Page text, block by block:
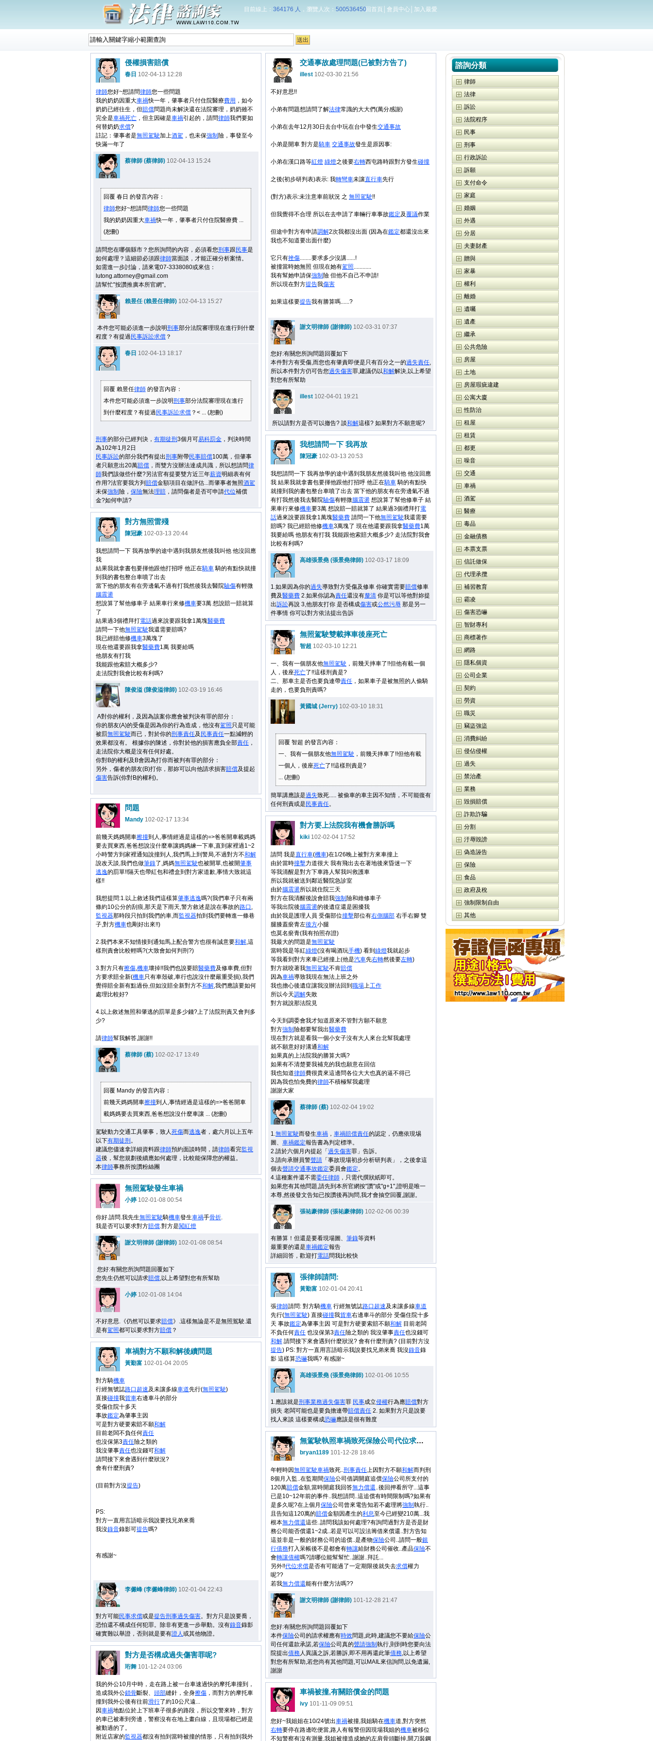
目前線上： 364176 人 ，瀏覽人次： 500536450回首頁 會員中心 加入最愛
侵權損害賠償
春日 102-04-13 12:28
律師您好~想請問律師您一些問題
我的奶奶因重大車禍快一年，肇事者只付住院醫療費用 ，如今
奶奶已經往生，但賠償問題尚未解決還在法院審理，奶奶雖不
完全是車禍死亡 ，但主因確是車禍引起的，請問律師我們要如
何替奶奶求償?
註記：肇事者是無照駕駛加上酒駕 ，也未保強制 險，事發至今
快滿一年了
蔡律師 (蔡律師) 102-04-13 15:24
回覆 春日 的發言內容：
律師您好~想請問律師您一些問題
我的奶奶因重大車禍快一年，肇事者只付住院醫療費 ...
(恕刪)
請問您在哪個縣市？您所詢問的內容，必須看您刑事跟 民事是
如何處理？這細節必須跟律師當面談，才能正確分析案情。
如需進一步討論，請來電07-3338080或來信：
lutong.attorney@gmail.com
請幫忙"按讚推廣本所官網"。
賴昱任 (賴昱任律師) 102-04-13 15:27
本件您可能必須進一步說明刑事部分法院審理現在進行到什麼
程度？有提過 民事訴訟求償 ？
春日 102-04-13 18:17
回覆 賴昱任律師 的發言內容：
本件您可能必須進一步說明刑事部分法院審理現在進行
到什麼程度？有提過 民事訴訟求償 ？< ... (恕刪)
刑事的部分已經判決， 有期徒刑 3個月可易科罰金 ，判決時間
為102年1月2日
民事訴訟的部分我們有提出刑事附帶民事賠償100萬，但肇事
者只願意出20萬賠償 ，而雙方沒辦法達成共識，所以想請問律
師我們該做些什麼?另法官有提要雙方近三年薪資明細表有何
作用?法官要我方列 賠償金額項目在做評估...而肇事者無照酒駕
未保強制 險， 保險無法理賠 ，請問傷者是否可申請代位補償
金?如何申請?
交通事故處理問題(已被對方告了)
illest 102-03-30 21:56
不好意思!!
小弟有問題想請問了解法律常識的大大們(萬分感謝)
小弟在去年12月30日去台中玩在台中發生交通事故
小弟是開車 對方是騎車 交通事故發生是原因事:
小弟在漢口路等紅燈 綠燈之後要右轉西屯路時跟對方發生碰撞
之後(初步研判表)表示: 我轉彎車未讓直行車先行
(對方)表示:未注意車前狀況 之 無照駕駛!!
但我覺得不合理 所以在去申請了車輛行車事故鑑定及覆議作業
但途中對方有申請調解2次我都沒出面 (因為在鑑定都還沒出來
我也不知道要出面什麼)
它只有挫傷........要求多少沒講......!
被撞當時她無照 但現在她有駕照............
我有幫她申請保強制 險 但他不自己不申請!
所以現在對方提告我傷害
如果這樣要提告我有勝算嗎......?
謝文明律師 (謝律師) 102-03-31 07:37
您好:有關您所詢問題回覆如下
本件對方有受傷,而您也有肇責即便是只有百分之一的過失責任,
所以本件對方仍可告您過失傷害罪,建議仍以和解解決,以上希望
對您有所幫助
illest 102-04-01 19:21
所以請對方是否可以撤告? 談和解這樣? 如果對方不願意呢?
我想請問一下 我再放
陳冠豪 102-03-13 20:53
我想請問一下 我再放學的途中遇到我朋友然後我叫他 他沒回應
我 結果我就拿書包要揮他跟他打招呼 他正在騎車騎的有點快
就撞到我的書包整台車噴了出去 當下他的朋友有在旁邊氣不過
有打我然後我去醫院驗傷有輕微腦震盪 想說算了幫他修車子 結
果車行來修機車要3萬 想說賠一賠就算了 結果過3個禮拜打電
話過來說要跟我拿1萬塊醫藥費 請問一下他無照駕駛我還需要
賠嗎? 我已經賠他修機車3萬塊了 現在他還要跟我拿醫藥費1萬
我要給嗎 他朋友有打我 我能跟他索賠大概多少? 走法院對我會
比較有利嗎?
高雄張景堯 (張景堯律師) 102-03-17 18:09
1.如果因為你的過失導致對方受傷及修車 你確實需要賠償修車
費及醫藥費 2.如果你認為責任還沒有釐清 你是可以等他對妳提
出訴訟再說 3,他朋友打你 是否構成傷害或公然污辱 那是另一
件事情 你可以對方依法提出告訴
對方無照雷殘
陳冠豪 102-03-13 20:44
我想請問一下 我再放學的途中遇到我朋友然後我叫他 他沒回應
我
結果我就拿書包要揮他跟他打招呼 他正在騎車騎的有點快就撞
到我的書包整台車噴了出去
當下他的朋友有在旁邊氣不過有打我然後我去醫院驗傷有輕微
腦震盪
想說算了幫他修車子 結果車行來修機車要3萬 想說賠一賠就算
了
結果過3個禮拜打電話過來說要跟我拿1萬塊醫藥費
請問一下他無照駕駛我還需要賠嗎?
我已經賠他修機車3萬塊了
現在他還要跟我拿醫藥費1萬 我要給嗎
他朋友有打我
我能跟他索賠大概多少?
走法院對我會比較有利嗎?
陳俊溢 (陳俊溢律師) 102-03-19 16:46
A對你的權利，及因為該案你應會被判決有罪的部分：
你的朋友(A)的受傷是因為你的行為造成，他沒有駕照只是可能
被罰無照駕駛而已，對於你的刑事責任及 民事責任一點減輕的
效果都沒有。 根據你的陳述，你對於他的損害應負全部責任 ，
走法院你大概是沒有任何好處。
你對B的權利及B會因為打你而被判有罪的部分：
另外，傷者的朋友(B)打你，那妳可以向他請求損害賠償及提起
傷害告訴(你對B的權利)。
無照駕駛雙載摔車後座死亡
智超 102-03-10 12:21
一、我有一個朋友他無照駕駛 ，前幾天摔車了!!但他有載一個
人，後座死亡了!!這樣刑責是?
二、那車主是否也要負連帶責任 ，如果車子是被無照的人偷騎
走的，也要負刑責嗎?
黃國城 (Jerry) 102-03-10 18:31
回覆 智超 的發言內容：
一、我有一個朋友他無照駕駛 ，前幾天摔車了!!但他有載
一個人，後座死亡了!!這樣刑責是?
... (恕刪)
簡單講應該是過失致死..... 被偷車的車主因不知情，不可能復有
任何刑責或是 民事責任。
問題
Mandy 102-02-17 13:34
前幾天媽媽開車擦撞到人,事情經過是這樣的=>爸爸開車載媽媽
要去買東西,爸爸想說沒什麼車讓媽媽練一下車,直到家裡過1~2
小時警方到家裡通知說撞到人,我們馬上到警局,不過對方不和解
說改天談,我們也做筆錄了,媽媽無照駕駛也被開單,也被開肇事
逃逸的罰單!!隔天也帶紅包和禮盒到對方家道歉,事情大致就這
樣!!
我想提問:1.以上敘述我們這樣算肇事逃逸嗎?(我們車子只有兩
條約10公分的刮痕,那天是下雨天,警方敘述是說在事故的路口 ,
監視器那時段只拍到我們的車,而監視器拍到我們要轉進一條巷
子,對方機車也剛好出來!!)
2.我們本來不知情接到通知馬上配合警方也很有誠意要和解,這
樣刑責會比較輕嗎?(大致會如何判刑?)
3.對方只有擦傷,機車壞掉!!我們也說要賠醫藥費及修車費,但對
方要求賠全新(機車只有車殼破,車行也說沒什麼嚴重受損),我們
覺得賠全新有點過份,但如沒賠全新對方不和解,我們應該要如何
處理比較好?
4.以上敘述無照和肇逃的罰單是多少錢?上了法院刑責又會判多
少?
請律師幫我解答,謝謝!!
蔡律師 (蔡) 102-02-17 13:49
回覆 Mandy 的發言內容：
前幾天媽媽開車擦撞到人,事情經過是這樣的=>爸爸開車
載媽媽要去買東西,爸爸想說沒什麼車讓 ... (恕刪)
駕駛動力交通工具肇事，致人死傷而逃逸者，處六月以上五年
以下有期徒刑 。
建議您儘速拿詳細資料跟律師預約面談時間，請律師看完監視
器後，幫您規劃後續應如何處理，比較能保障您的權益。
本律師事務所按讚粉絲團
對方要上法院我有機會勝訴嗎
kiki 102-02-04 17:52
請問 我是直行車(機車)在1/26晚上被對方來車撞上
由於當時撞擊力道很大 我有飛出去在著地後來昏迷一下
等我清醒是對方下車路人幫我叫救護車
所以我就被送到鄰近醫院急診室
由於腦震盪所以就住院三天
對方在我清醒後說會賠我強制 險和維修車子
等我出院後腦震盪的後遺症還是困擾我
由於我是護理人員 受傷部位撞擊部位有右側 腦部 右手右腳 雙
腿膝蓋瘀青左後方小腿
也莫名瘀青(我有拍照存證)
我最大的問題是無照駕駛
當時我是等紅綠燈(沒有喝酒玩手機) 看到 綠燈我就起步
等我看到對方來車已經撞上(他是汽車先右轉然後要左轉)
對方就咬著我無照駕駛不肯賠償
因為車禍導致我現在無法上班之外
我也擔心後遺症讓我沒辦法回到 職場上工作
所以今天調解失敗
對方就說那法院見
今天到調委會我才知道原來不管對方願不願意
對方強制 險都要幫我出醫藥費
現在對方就是看我一個小女子沒有大人來台北幫我處理
就不願意好好溝通和解
如果真的上法院我的勝算大嗎?
如果有不清楚要我補充的我也願意在回信
我也知道律師費很貴來這邊問各位大大也真的逼不得已
因為我也怕免費的律師不積極幫我處理
謝謝大家
蔡律師 (蔡) 102-02-04 19:02
1.無照駕駛而發生車禍 ， 車禍賠償責任的認定，仍應依現埸
圖、 車禍鑑定報告書為判定標準。
2.請於六個月內提起「 過失傷害罪」告訴。
3.請向承辦員警聲請 「事故現場初步分析研判表」，之後拿這
個去聲請交通事故鑑定委員會鑑定。
4.這種案件還不需委任律師 ，只需代撰狀紙即可。
如果您有其他問題,請先到本所官網按"讚"或"g+1",證明是唯一
本尊,然後發文告知已按讚後再詢問,我才會抽空回覆,謝謝。
張祐豪律師 (張祐豪律師) 102-02-06 00:39
有勝算！但還是要看現場圖、 筆錄等資料
最重要的還是車禍鑑定報告
詳細回答，歡迎打電話問我比較快
無照駕駛發生車禍
小婷 102-01-08 00:54
你好.請問.我先生無照駕駛騎機車發生車禍手骨折.
我是否可以要求對方賠償.對方是闖紅燈
謝文明律師 (謝律師) 102-01-08 08:54
您好:有關您所詢問題回覆如下
您先生仍然可以請求賠償,以上希望對您有所幫助
小婷 102-01-08 14:04
不好意思.《仍然可以要求賠償》.這樣無論是不是無照鴐駛.還
是有駕照都可以要求對方賠償 ？
張律師請問:
黃勤富 102-01-04 20:41
張律師請問: 對方騎機車 行經無號誌路口 超速及未讓多線車道
先行(無照駕駛) 直接碰撞我貨車右邊車斗的部分 受傷住院十多
天 事故鑑定為肇事主因 可是對方硬要索賠不願和解 目前老闆
不負任何責任 也沒保第3責任險之類的 我沒肇事責任也沒錢可
和解 請問接下來會遇到什麼狀況? 會有什麼刑責? (目前對方沒
提告) PS: 對方一直用言語暗示我說要找兄弟來喬 我沒錄音錄
影 這樣算恐嚇我嗎? 有感謝~
高雄張景堯 (張景堯律師) 102-01-06 10:55
1.應該就是刑事業務過失傷害罪 民事成立侵權行為應賠償對方
損失 老闆可能也是要負擔連帶賠償責任 2. 如果對方只是說要
找人來談 這樣要構成恐嚇應該是很有難度
車禍對方不願和解後續問題
黃勤富 102-01-04 20:05
對方騎機車
行經無號誌路口 超速及未讓多線車道先行(無照駕駛)
直接碰撞我貨車右邊車斗的部分
受傷住院十多天
事故鑑定為肇事主因
可是對方硬要索賠不願和解
目前老闆不負任何責任
也沒保第3責任險之類的
我沒肇事責任也沒錢可和解
請問接下來會遇到什麼狀況?
會有什麼刑責?
(目前對方沒提告)
PS:
對方一直用言語暗示我說要找兄弟來喬
我沒錄音錄影可提告嗎?
有感謝~
李儼峰 (李儼峰律師) 102-01-04 22:43
對方可能民事求償或是提告刑事過失傷害。對方只是說要喬，
恐怕還不構成任何犯罪。除非有更進一步舉動。沒有錄音錄影
確實難以舉證，否則就是要有證人或其他物證。
無駕駛執照車禍致死保險公司代位求償賠償金額.
bryan1189 101-12-28 18:46
年輕時因無照駕駛車禍致死..刑事責任上因對方不願和解而判刑
8個月入監..在監期間保險公司借調開庭追償保險公司所支付的
120萬賠償金額,當時開庭我回答無力償還..後回押看所守...這事
已是10~12年前的事件..我想請問..這追償有時間限制嗎?如果有
是多久呢?在上個月 保險公司曾來電告知若不處理將強制 執行..
且告知這120萬的賠償金額因產生的利息至今已經變210萬...我
根本無力償還這些..請問我該如何處理?有詢問過對方是否是財
務公司能否償還1~2成..若是可以可設法籌借來償還..對方告知
這並非是一般的財務公司的追償..是產物保險公司..請問一般銀
行債務打入呆帳後不是都會有轉讓給財務公司催收..產品保險不
會轉讓債權嗎?請哪位能幫幫忙..謝謝..拜託...
另外!!代位求償是否有可能過了一定期限後就失去求償權力
呢??
若我無力償還能有什麼方法嗎??
謝文明律師 (謝律師) 101-12-28 21:47
您好:有關您所詢問題回覆如下
本件保險公司的請求權應有時效問題,此時,建議您不要給保險公
司任何還款承諾,若保險公司真的聲請強制 執行,則到時您要向法
院提出債務 人異議之訴,若勝訴,即不用再還此筆債務,以上希望
對您有所幫助,若您尚有其他問題,可以MAIL來信詢問,以免遺漏,
謝謝
對方是否構成過失傷害罪呢?
珩舞 101-12-24 03:06
我的外公10月中時，走在路上被一台車速過快的摩托車撞到，
造成我外公鎖骨斷裂、 頭部縫針，全身擦傷 ，而對方的摩托車
撞到我外公後有往前滑行了約10公尺遠...
因車禍地點位於上下班車子很多的路段，所以交警來時，對方
的車已被牽到旁邊，警察沒有在地上畫白線，且現場都已經是
被動過的了。
附近店家的監視器都沒有拍到當時被撞的情形，只有拍到我外
車禍被撞,有關賠償金的問題
ivy 101-11-09 09:51
您好~我姐姐在10/24號出車禍被撞,我姐騎在機車道,對方突然
右轉要停在路邊吃便當,路人有報警但因現場我姐的機車被移位
不知警察有沒有測量,我姐被撞造成她的左肩骨頭斷掉,開刀裝鋼
諮詢分類
律師
法律
訴訟
法院程序
民事
刑事
行政訴訟
訴願
支付命令
家庭
婚姻
外遇
分居
夫妻財產
贈與
家暴
權利
離婚
遺囑
遺產
繼承
公共危險
房屋
土地
房屋瑕疵違建
公寓大廈
性防治
租屋
租賃
都更
噪音
交通
車禍
酒駕
醫療
毒品
金融債務
本票支票
信託做保
代理承攬
補習教育
霸凌
傷害恐嚇
智財專利
商標著作
網路
隱私個資
公司企業
契約
勞資
職災
竊盜強盜
消費糾紛
侵佔侵權
過失
禁治產
業務
毀損賠償
詐欺詐騙
分割
汙辱毀謗
偽造誣告
保險
食品
政府及稅
強制限制自由
其他